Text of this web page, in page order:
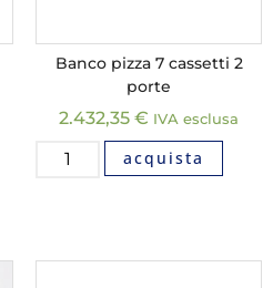
Banco pizza 7 cassetti 2
porte
2.432,35 € IVA esclusa
acquista